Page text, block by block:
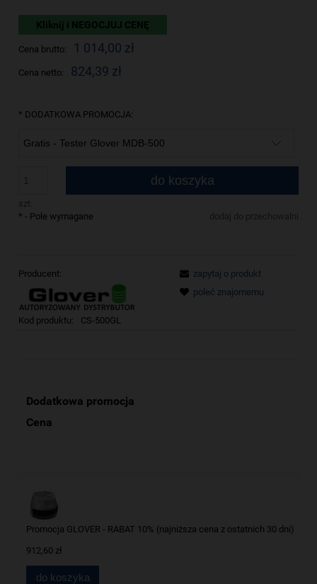
Kliknij i NEGOCJUJ CENĘ
Cena brutto: 1 014,00 zł
Cena netto: 824,39 zł
* DODATKOWA PROMOCJA:
do koszyka
dodaj do przechowalni
* - Pole wymagane
Producent:
Kod produktu: CS-500GL
zapytaj o produkt
poleć znajomemu
Dodatkowa promocja
Cena
Promocja GLOVER - RABAT 10% (najniższa cena z ostatnich 30 dni)
912,60 zł
do koszyka